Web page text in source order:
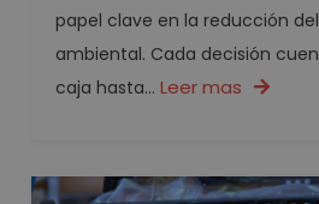
papel clave en la reducción
ambiental. Cada decisión
caja hasta...Leer mas